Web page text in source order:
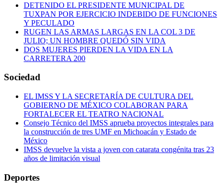
DETENIDO EL PRESIDENTE MUNICIPAL DE
TUXPAN POR EJERCICIO INDEBIDO DE FUNCIONES
Y PECULADO
RUGEN LAS ARMAS LARGAS EN LA COL 3 DE
JULIO; UN HOMBRE QUEDÓ SIN VIDA
DOS MUJERES PIERDEN LA VIDA EN LA
CARRETERA 200
Sociedad
EL IMSS Y LA SECRETARÍA DE CULTURA DEL
GOBIERNO DE MÉXICO COLABORAN PARA
FORTALECER EL TEATRO NACIONAL
Consejo Técnico del IMSS aprueba proyectos integrales para
la construcción de tres UMF en Michoacán y Estado de
México
IMSS devuelve la vista a joven con catarata congénita tras 23
años de limitación visual
Deportes